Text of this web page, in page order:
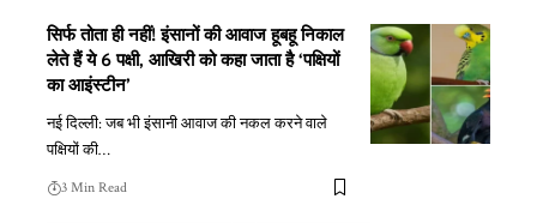
सिर्फ तोता ही नहीं! इंसानों की आवाज हूबहू निकाल
लेते हैं ये 6 पक्षी, आखिरी को कहा जाता है ‘पक्षियों
का आइंस्टीन’
नई दिल्ली: जब भी इंसानी आवाज की नकल करने वाले
पक्षियों की…
3 Min Read